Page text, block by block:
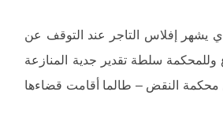
يشهر إفلاس التاجر عند التوقف عن
وللمحكمة سلطة تقدير جدية المنازعة
النقض – طالما أقامت قضاءها